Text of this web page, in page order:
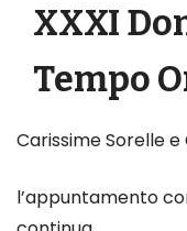
XXXI
Tempo
Carissime Sorelle
l’appuntamento